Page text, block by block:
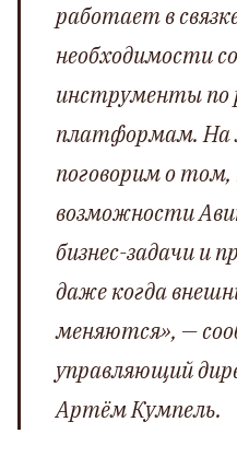
работает в
необходимости
инструменты по
платформам. На
поговорим о
возможности
бизнес-задачи и
даже когда
меняются», —
управляющий
Артём Кумпель.